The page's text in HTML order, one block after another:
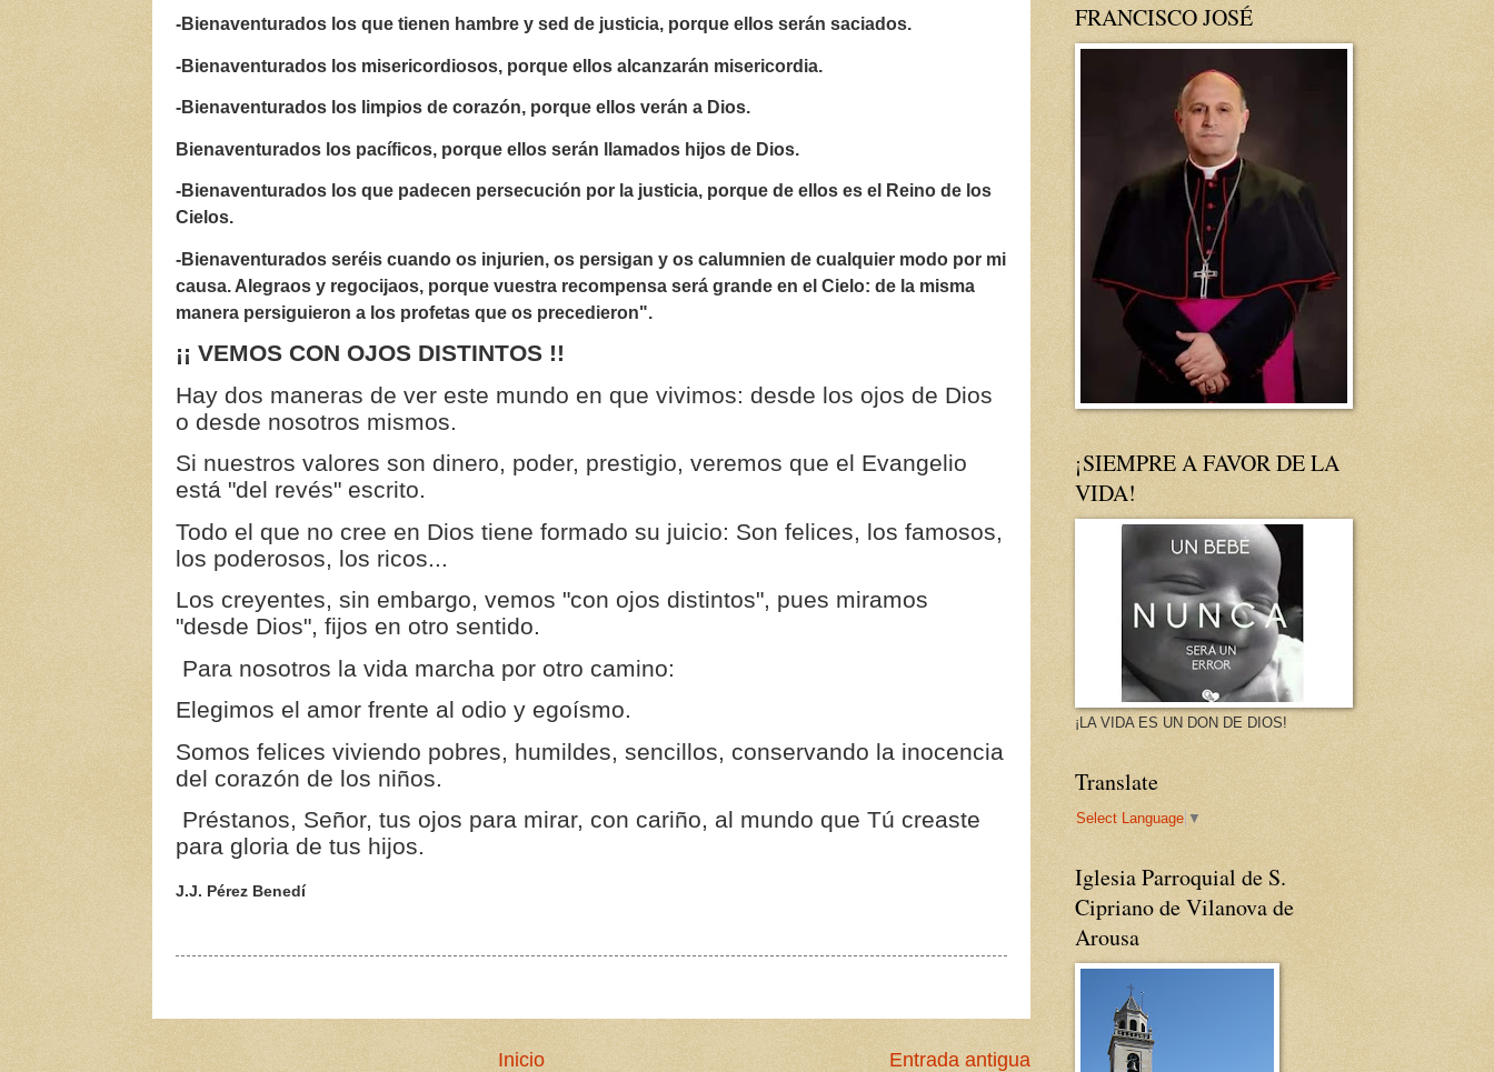
-Bienaventurados los que tienen hambre y sed de justicia, porque ellos serán saciados.
-Bienaventurados los misericordiosos, porque ellos alcanzarán misericordia.
-Bienaventurados los limpios de corazón, porque ellos verán a Dios.
Bienaventurados los pacíficos, porque ellos serán llamados hijos de Dios.
-Bienaventurados los que padecen persecución por la justicia, porque de ellos es el Reino de los
Cielos.
-Bienaventurados seréis cuando os injurien, os persigan y os calumnien de cualquier modo por mi
causa. Alegraos y regocijaos, porque vuestra recompensa será grande en el Cielo: de la misma
manera persiguieron a los profetas que os precedieron".
¡¡ VEMOS CON OJOS DISTINTOS !!
Hay dos maneras de ver este mundo en que vivimos: desde los ojos de Dios
o desde nosotros mismos.
Si nuestros valores son dinero, poder, prestigio, veremos que el Evangelio
está "del revés" escrito.
Todo el que no cree en Dios tiene formado su juicio: Son felices, los famosos,
los poderosos, los ricos...
Los creyentes, sin embargo, vemos "con ojos distintos", pues miramos
"desde Dios", fijos en otro sentido.
Para nosotros la vida marcha por otro camino:
Elegimos el amor frente al odio y egoísmo.
Somos felices viviendo pobres, humildes, sencillos, conservando la inocencia
del corazón de los niños.
Préstanos, Señor, tus ojos para mirar, con cariño, al mundo que Tú creaste
para gloria de tus hijos.
J.J. Pérez Benedí
Entrada antigua
Inicio
FRANCISCO JOSÉ
¡SIEMPRE A FAVOR DE LA
VIDA!
¡LA VIDA ES UN DON DE DIOS!
Translate
Select Language ▼
Iglesia Parroquial de S.
Cipriano de Vilanova de
Arousa